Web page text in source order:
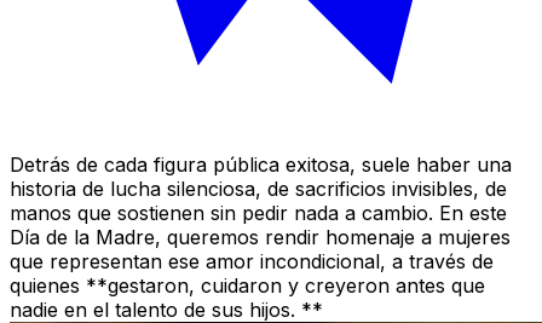
Detrás de cada figura pública exitosa, suele haber una
historia de lucha silenciosa, de sacrificios invisibles, de
manos que sostienen sin pedir nada a cambio. En este
Día de la Madre, queremos rendir homenaje a mujeres
que representan ese amor incondicional, a través de
quienes **gestaron, cuidaron y creyeron antes que
nadie en el talento de sus hijos. **